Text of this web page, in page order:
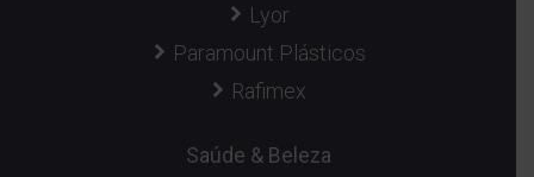
Lyor
Paramount Plásticos
Rafimex
Saúde & Beleza